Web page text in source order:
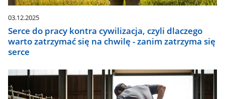
03.12.2025
Serce do pracy kontra cywilizacja, czyli dlaczego
warto zatrzymać się na chwilę - zanim zatrzyma się
serce